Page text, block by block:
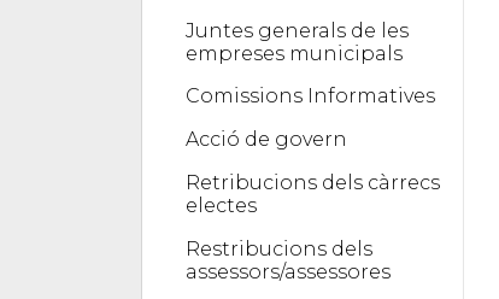
Juntes generals de les
empreses municipals
Comissions Informatives
Acció de govern
Retribucions dels càrrecs
electes
Restribucions dels
assessors/assessores